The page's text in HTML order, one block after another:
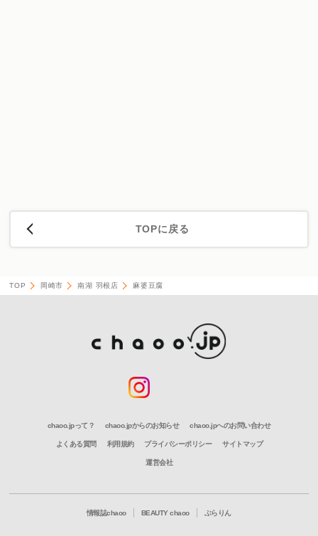
TOPに戻る
TOP 岡崎市 南湖 羽根店 麻婆豆腐
chaoo.jpって？ chaoo.jpからのお知らせ chaoo.jpへのお問い合わせ
よくある質問 利用規約 プライバシーポリシー サイトマップ
運営会社
情報誌chaoo BEAUTY chaoo ぶらりん